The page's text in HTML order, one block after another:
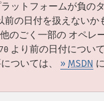
ットフォームが負の
前の日付を扱えないか
のごく一部の オペレ
より前の日付につい
ついては、 » MSDN